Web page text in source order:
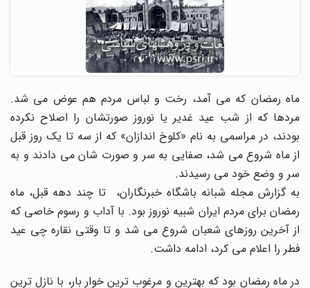
ماه رمضان که می آمد، رخت و لباس مردم هم عوض می شد.
مردها که از شب عید غدیر یا نوروز صورتشان را اصلاح نکرده
بودند، در مراسمی به نام «کلوخ اندازان» که از سه تا یک روز قبل
از ماه شروع می شد، صفایی به سر و صورت شان می دادند و به
سر و وضع خود می رسیدند.
به گزارش مجله شبانه باشگاه خبرنگاران، تا چند دهه قبل، ماه
رمضان برای مردم ایران شبیه نوروز بود. با آداب و رسوم خاصی که
از آخرین روزهای شعبان شروع می شد و تا وقتی نقاره چی عید
فطر را اعلام می کرد، ادامه داشت.
در ماه رمضان بود که بهترین و مرغوب ترین خوار بار، با نازل ترین